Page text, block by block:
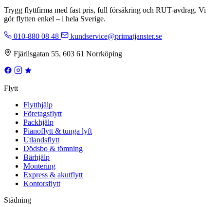
Trygg flyttfirma med fast pris, full försäkring och RUT-avdrag. Vi
gör flytten enkel – i hela Sverige.
010-880 08 48 kundservice@primatjanster.se
Fjärilsgatan 55, 603 61 Norrköping
Flytt
Flytthjälp
Företagsflytt
Packhjälp
Pianoflytt & tunga lyft
Utlandsflytt
Dödsbo & tömning
Bärhjälp
Montering
Express & akutflytt
Kontorsflytt
Städning